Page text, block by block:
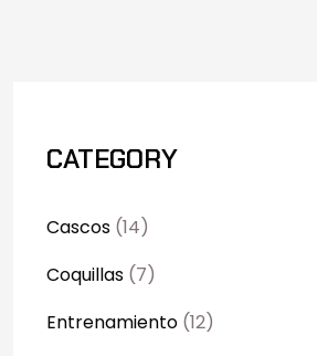
CATEGORY
Cascos (14)
Coquillas (7)
Entrenamiento (12)